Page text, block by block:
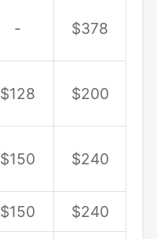
- $378
$128 $200
$150 $240
$150 $240
確認